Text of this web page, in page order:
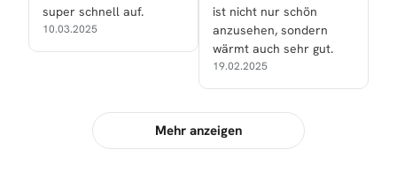
super schnell auf.
10.03.2025
ist nicht nur schön
anzusehen, sondern
wärmt auch sehr gut.
19.02.2025
Mehr anzeigen